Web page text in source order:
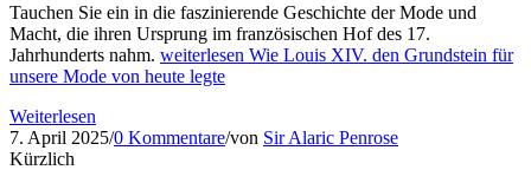
Tauchen Sie ein in die faszinierende Geschichte der Mode und
Macht, die ihren Ursprung im französischen Hof des 17.
Jahrhunderts nahm. weiterlesen Wie Louis XIV. den Grundstein für
unsere Mode von heute legte
Weiterlesen
7. April 2025/0 Kommentare/von Sir Alaric Penrose
Kürzlich